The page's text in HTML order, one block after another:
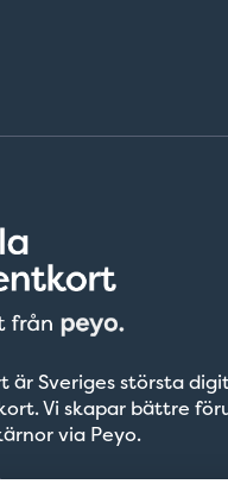
är Sveriges största
Vi skapar bättre
via Peyo.